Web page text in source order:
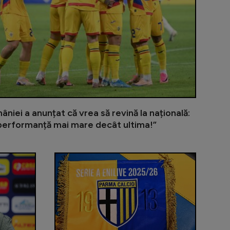
a anunțat că vrea să revină la națională:
mai mare decât ultima!”
văzut drept viitor titular al naționalei: ”Poate fi o
Edi Iordănescu îl avertizează pe Gică Hagi: ”E cea
Fotbalistul